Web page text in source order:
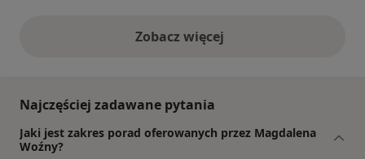
Zobacz więcejopinie powyżej
Najczęściej zadawane pytania
Jaki jest zakres porad oferowanych przez Magdalena
Woźny?